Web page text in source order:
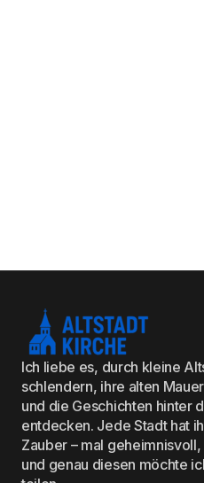
Ich liebe es, durch kleine
schlendern, ihre alten
und die Geschichten hinter
entdecken. Jede Stadt hat
Zauber – mal
und genau diesen möchte